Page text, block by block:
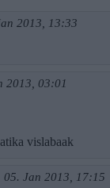
2013, 13:33
2013, 03:01
vislabaak
05. Jan 2013, 17:15